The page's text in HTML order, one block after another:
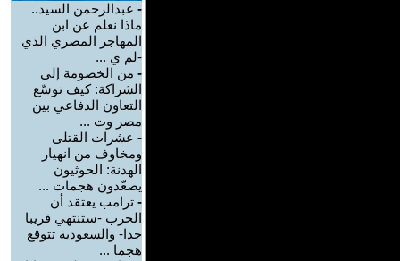
- عبدالرحمن السيد..
ماذا نعلم عن ابن
المهاجر المصري الذي
-لم ي ...
- من الخصومة إلى
الشراكة: كيف توسّع
التعاون الدفاعي بين
مصر وت ...
- عشرات القتلى
ومخاوف من انهيار
الهدنة: الحوثيون
يصعّدون هجمات ...
- ترامب يعتقد أن
الحرب -ستنتهي قريبا
جدا- والسعودية تتوقع
هجما ...